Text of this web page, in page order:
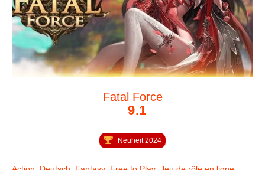
Fatal Force
9.1
Neuheit 2024